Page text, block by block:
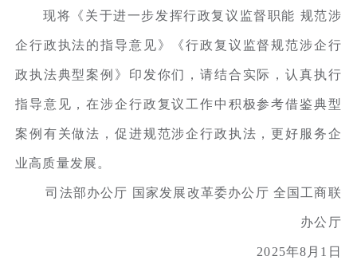
现将《关于进一步发挥行政复议监督职能 规范涉
企行政执法的指导意见》《行政复议监督规范涉企行
政执法典型案例》印发你们，请结合实际，认真执行
指导意见，在涉企行政复议工作中积极参考借鉴典型
案例有关做法，促进规范涉企行政执法，更好服务企
业高质量发展。
司法部办公厅 国家发展改革委办公厅 全国工商联
办公厅
2025年8月1日